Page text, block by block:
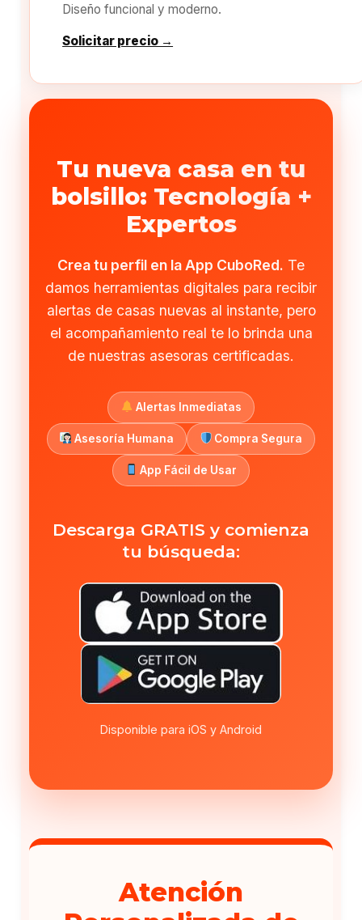
Diseño funcional y moderno.
Solicitar precio →
Tu nueva casa en tu
bolsillo: Tecnología +
Expertos
Crea tu perfil en la App CuboRed. Te
damos herramientas digitales para recibir
alertas de casas nuevas al instante, pero
el acompañamiento real te lo brinda una
de nuestras asesoras certificadas.
Alertas Inmediatas
Asesoría Humana Compra Segura
App Fácil de Usar
Descarga GRATIS y comienza
tu búsqueda:
Disponible para iOS y Android
Atención